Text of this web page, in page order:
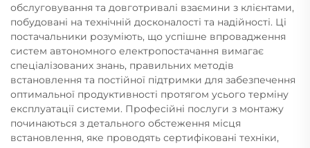
обслуговування та довготривалі взаємини з клієнтами,
побудовані на технічній досконалості та надійності. Ці
постачальники розуміють, що успішне впровадження
систем автономного електропостачання вимагає
спеціалізованих знань, правильних методів
встановлення та постійної підтримки для забезпечення
оптимальної продуктивності протягом усього терміну
експлуатації системи. Професійні послуги з монтажу
починаються з детального обстеження місця
встановлення, яке проводять сертифіковані техніки,